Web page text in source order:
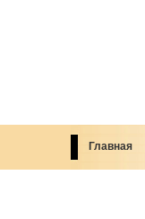
Главная